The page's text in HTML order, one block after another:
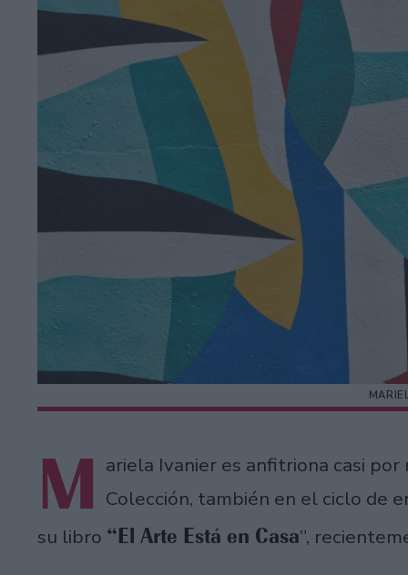
M ariela Ivanier es anfitriona casi por
Colección, también en el ciclo de
su libro “El Arte Está en Casa”,